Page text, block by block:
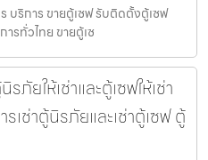
บริการ ขายตู้เซฟ รับติดตั้งตู้เซฟ
รทั่วไทย ขายตู้เซ
ยให้เช่าและตู้เซฟให้เช่า
ช่าตู้นิรภัยและเช่าตู้เซฟ ตู้